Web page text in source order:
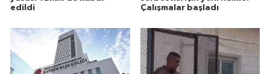
edildi
Çalışmalar başladı